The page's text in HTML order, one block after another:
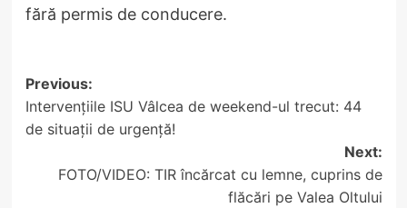
fără permis de conducere.
Post
navigation
Previous:
Intervențiile ISU Vâlcea de weekend-ul trecut: 44
de situații de urgență!
Next:
FOTO/VIDEO: TIR încărcat cu lemne, cuprins de
flăcări pe Valea Oltului